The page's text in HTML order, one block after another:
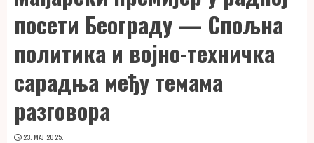
посети Београду — Спољна
политика и војно-техничка
сарадња међу темама
разговора
23. МАЈ 2025.